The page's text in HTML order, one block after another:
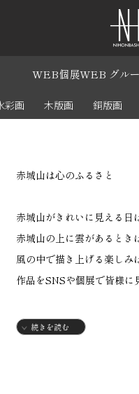
WEB個展WEB グル
彩画 木版画 銅版画
赤城山は心のふるさと
赤城山がきれいに見える日
赤城山の上に雲があるとき
風の中で描き上げる楽しみ
作品をSNSや個展で皆様に
【略歴】
続きを読む